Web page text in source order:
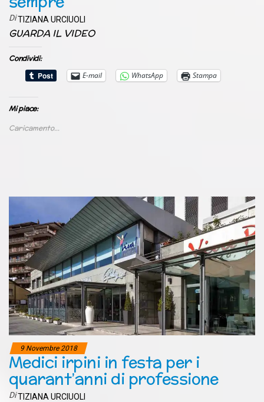
DiTIZIANA URCIUOLI
GUARDA IL VIDEO
Condividi:
E-mail
WhatsApp Stampa
Mi piace:
Caricamento...
9 Novembre 2018
Medici irpini in festa per i
quarant’anni di professione
DiTIZIANA URCIUOLI